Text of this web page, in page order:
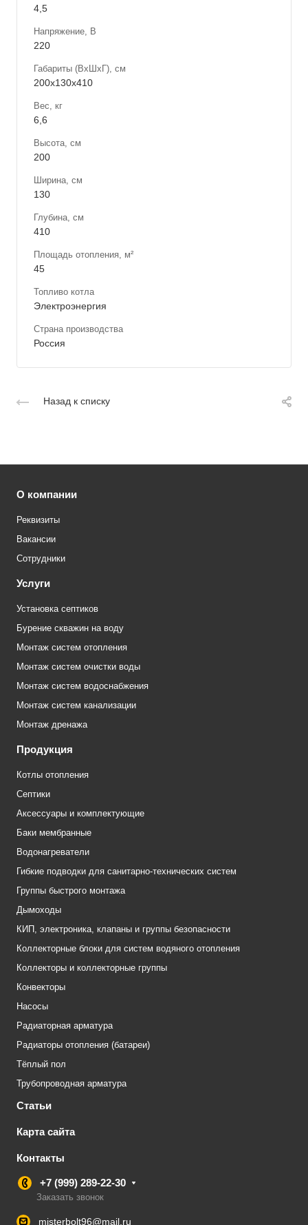
4,5
Напряжение, В
220
Габариты (ВхШхГ), см
200х130х410
Вес, кг
6,6
Высота, см
200
Ширина, см
130
Глубина, см
410
Площадь отопления, м²
45
Топливо котла
Электроэнергия
Страна производства
Россия
Назад к списку
О компании
Реквизиты
Вакансии
Сотрудники
Услуги
Установка септиков
Бурение скважин на воду
Монтаж систем отопления
Монтаж систем очистки воды
Монтаж систем водоснабжения
Монтаж систем канализации
Монтаж дренажа
Продукция
Котлы отопления
Септики
Аксессуары и комплектующие
Баки мембранные
Водонагреватели
Гибкие подводки для санитарно-технических систем
Группы быстрого монтажа
Дымоходы
КИП, электроника, клапаны и группы безопасности
Коллекторные блоки для систем водяного отопления
Коллекторы и коллекторные группы
Конвекторы
Насосы
Радиаторная арматура
Радиаторы отопления (батареи)
Тёплый пол
Трубопроводная арматура
Статьи
Карта сайта
Контакты
+7 (999) 289-22-30
Заказать звонок
misterbolt96@mail.ru